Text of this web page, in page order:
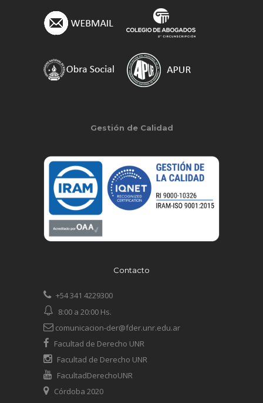
Gestión de Calidad
Contacto
+54 341 4229300
8:00 a 20:00 Hs.
comunicacion-der@fder.unr.edu.ar
Facultad de Derecho UNR
Facultad de Derecho UNR
FacultadDerechoUNR
Córdoba 2020